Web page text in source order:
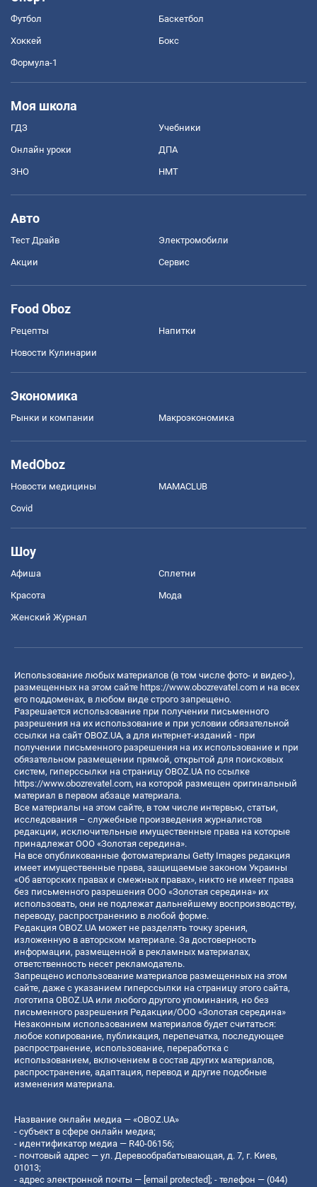
Футбол Баскетбол
Хоккей Бокс
Формула-1
Моя школа
ГДЗ Учебники
Онлайн уроки ДПА
ЗНО НМТ
Авто
Тест Драйв Электромобили
Акции Сервис
Food Oboz
Рецепты Напитки
Новости Кулинарии
Экономика
Рынки и компании Mакроэкономика
MedOboz
Новости медицины MAMACLUB
Covid
Шоу
Афиша Сплетни
Красота Мода
Женский Журнал
Использование любых материалов (в том числе фото- и видео-),
размещенных на этом сайте https://www.obozrevatel.com и на всех
его поддоменах, в любом виде строго запрещено.
Разрешается использование при получении письменного
разрешения на их использование и при условии обязательной
ссылки на сайт OBOZ.UA, а для интернет-изданий - при
получении письменного разрешения на их использование и при
обязательном размещении прямой, открытой для поисковых
систем, гиперссылки на страницу OBOZ.UA по ссылке
https://www.obozrevatel.com, на которой размещен оригинальный
материал в первом абзаце материала.
Все материалы на этом сайте, в том числе интервью, статьи,
исследования – служебные произведения журналистов
редакции, исключительные имущественные права на которые
принадлежат ООО «Золотая середина».
На все опубликованные фотоматериалы Getty Images редакция
имеет имущественные права, защищаемые законом Украины
«Об авторских правах и смежных правах», никто не имеет права
без письменного разрешения ООО «Золотая середина» их
использовать, они не подлежат дальнейшему воспроизводству,
переводу, распространению в любой форме.
Редакция OBOZ.UA может не разделять точку зрения,
изложенную в авторском материале. За достоверность
информации, размещенной в рекламных материалах,
ответственность несет рекламодатель.
Запрещено использование материалов размещенных на этом
сайте, даже с указанием гиперссылки на страницу этого сайта,
логотипа OBOZ.UA или любого другого упоминания, но без
письменного разрешения Редакции/ООО «Золотая середина»
Незаконным использованием материалов будет считаться:
любое копирование, публикация, перепечатка, последующее
распространение, использование, переработка с
использованием, включением в состав других материалов,
распространение, адаптация, перевод и другие подобные
изменения материала.
Название онлайн медиа — «OBOZ.UA»
- субъект в сфере онлайн медиа;
- идентификатор медиа — R40-06156;
- почтовый адрес — ул. Деревообрабатывающая, д. 7, г. Киев,
01013;
- адрес электронной почты — [email protected]; - телефон — (044)